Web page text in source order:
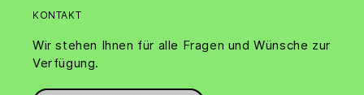
KONTAKT
Wir stehen Ihnen für alle Fragen und Wünsche zur
Verfügung.